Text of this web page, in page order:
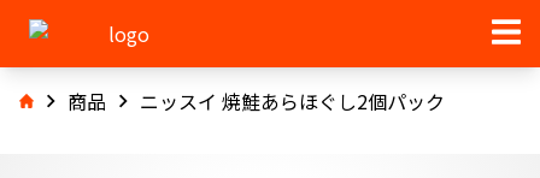
商品 ニッスイ 焼鮭あらほぐし2個パック